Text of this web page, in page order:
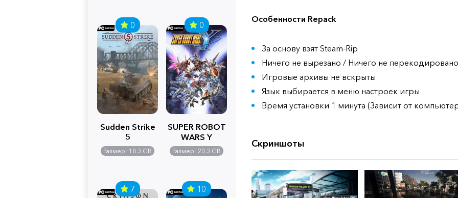
0
Sudden Strike
5
Размер: 18.3 GB
0
SUPER ROBOT
WARS Y
Размер: 20.3 GB
7 10
Особенности Repack
За основу взят Steam-Rip
Ничего не вырезано / Ничего не перекодировано
Игровые архивы не вскрыты
Язык выбирается в меню настроек игры
Время установки 1 минута (Зависит от
Скриншоты